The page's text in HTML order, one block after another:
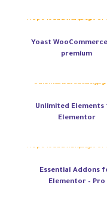
Yoast
premium
Unlimited
Elementor
Essential Addons
Elementor – Pro